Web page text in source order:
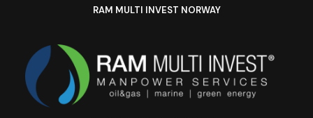
RAM MULTI INVEST NORWAY